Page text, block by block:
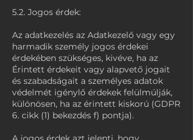
5.2. Jogos érdek:
Az adatkezelés az Adatkezelő vagy egy
harmadik személy jogos érdekei
érdekében szükséges, kivéve, ha az
Érintett érdekeit vagy alapvető jogait
és szabadságait a személyes adatok
védelmét igénylő érdekek felülmúlják,
különösen, ha az érintett kiskorú (GDPR
6. cikk (1) bekezdés f) pontja).